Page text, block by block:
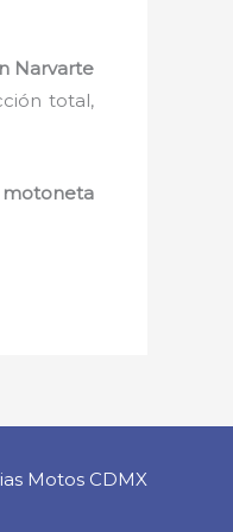
Narvarte
total,
motoneta
Motos CDMX